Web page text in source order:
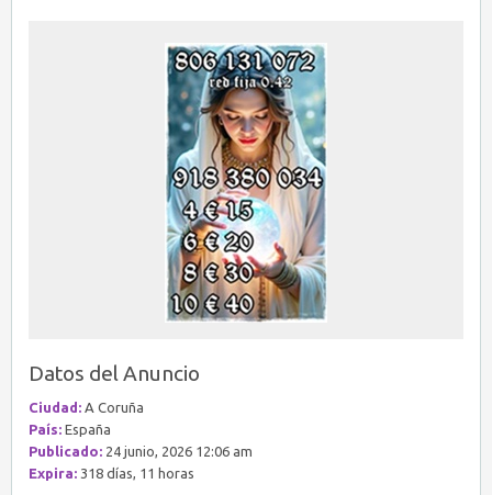
Datos del Anuncio
Ciudad: A Coruña
País: España
Publicado: 24 junio, 2026 12:06 am
Expira: 318 días, 11 horas